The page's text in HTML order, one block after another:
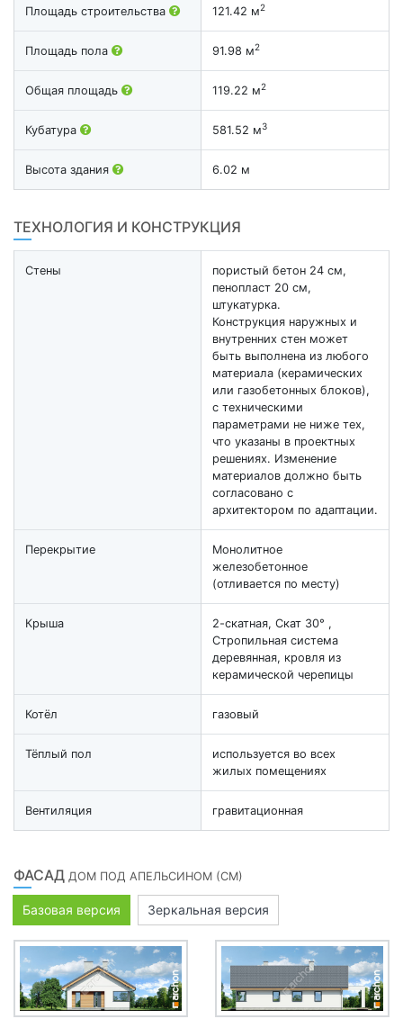
Площадь строительства 121.42 м2
Площадь пола 91.98 м2
Общая площадь 119.22 м2
Кубатура 581.52 м3
Высота здания 6.02 м
ТЕХНОЛОГИЯ И КОНСТРУКЦИЯ
Стены
пористый бетон 24 см,
пенопласт 20 см,
штукатурка.
Конструкция наружных и
внутренних стен может
быть выполнена из любого
материала (керамических
или газобетонных блоков),
с техническими
параметрами не ниже тех,
что указаны в проектных
решениях. Изменение
материалов должно быть
согласовано с
архитектором по адаптации.
Перекрытие
Монолитное
железобетонное
(отливается по месту)
Крыша
2-скатная, Скат 30° ,
Стропильная система
деревянная, кровля из
керамической черепицы
Котёл газовый
Тёплый пол
используется во всех
жилых помещениях
Вентиляция гравитационная
ФАСАД ДОМ ПОД АПЕЛЬСИНОМ (СМ)
Базовая версия Зеркальная версия